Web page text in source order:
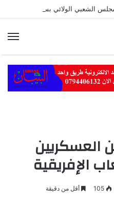
العسكريين
الإفريقية
105 أقل من دقيقة